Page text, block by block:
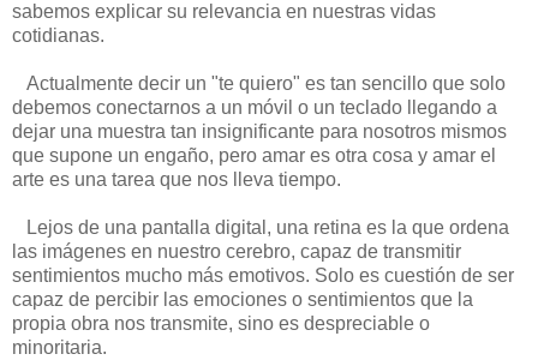
sabemos explicar su relevancia en nuestras vidas
cotidianas.
Actualmente decir un "te quiero" es tan sencillo que solo
debemos conectarnos a un móvil o un teclado llegando a
dejar una muestra tan insignificante para nosotros mismos
que supone un engaño, pero amar es otra cosa y amar el
arte es una tarea que nos lleva tiempo.
Lejos de una pantalla digital, una retina es la que ordena
las imágenes en nuestro cerebro, capaz de transmitir
sentimientos mucho más emotivos. Solo es cuestión de ser
capaz de percibir las emociones o sentimientos que la
propia obra nos transmite, sino es despreciable o
minoritaria.